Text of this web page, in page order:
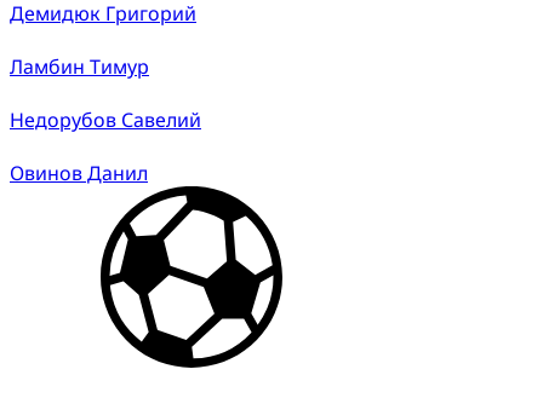
Демидюк Григорий
Ламбин Тимур
Недорубов Савелий
Овинов Данил